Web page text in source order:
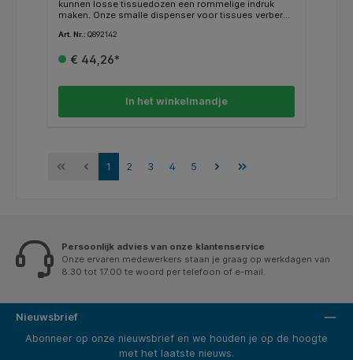
kunnen losse tissuedozen een rommelige indruk
maken. Onze smalle dispenser voor tissues verbergt
worden gemonteerd voor een nette uitstraling in elke
onderhoudsarm dankzij het eenvoudig te vullen
* Smalle dispenser die te monteren is aan een wand
of counter * Eén-per-keer-dosering voor een betere
Art. Nr.: Q892142
€ 44,26*
In het winkelmandje
1 2 3 4 5
Persoonlijk advies van onze klantenservice
Onze ervaren medewerkers staan je graag op werkdagen van
8.30 tot 17.00 te woord per telefoon of e-mail.
Nieuwsbrief
Abonneer op onze nieuwsbrief en we houden je op de hoogte
met het laatste nieuws.